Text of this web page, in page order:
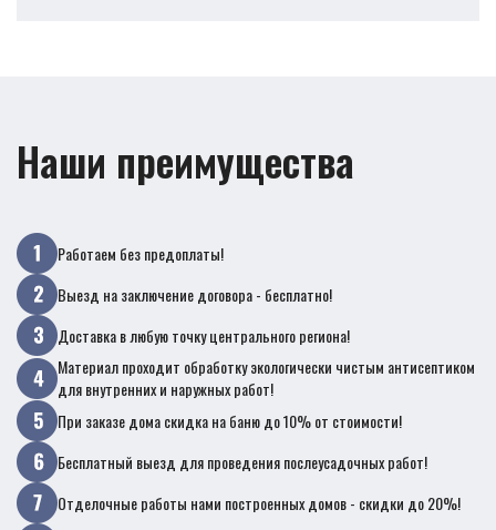
Наши преимущества
Работаем без предоплаты!
Выезд на заключение договора - бесплатно!
Доставка в любую точку центрального региона!
Материал проходит обработку экологически чистым антисептиком
для внутренних и наружных работ!
При заказе дома скидка на баню до 10% от стоимости!
Бесплатный выезд для проведения послеусадочных работ!
Отделочные работы нами построенных домов - скидки до 20%!